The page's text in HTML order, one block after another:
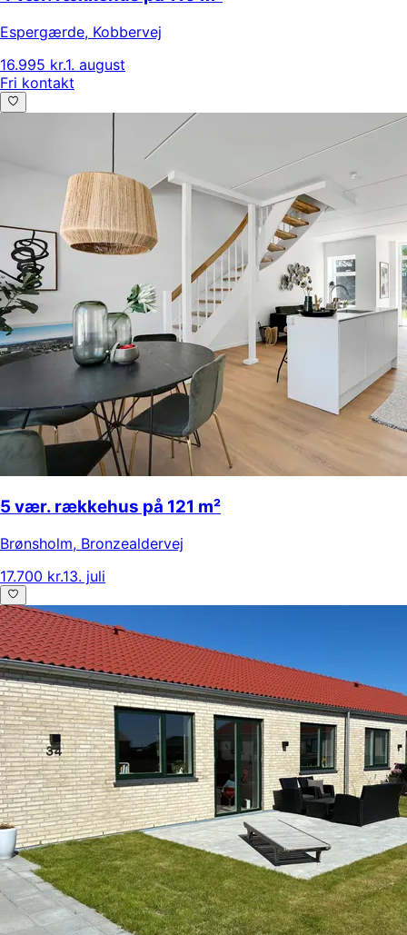
Espergærde, Kobbervej
16.995 kr.1. august
Fri kontakt
5 vær. rækkehus på 121 m²
Brønsholm, Bronzealdervej
17.700 kr.13. juli